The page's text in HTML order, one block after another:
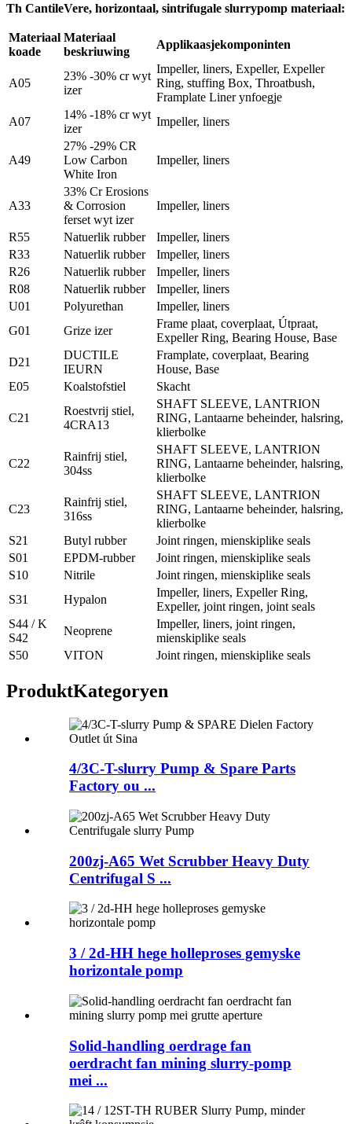
Th CantileVere, horizontaal, sintrifugale slurrypomp materiaal:
Materiaal
koade
Materiaal
beskriuwing
Applikaasjekomponinten
A05
23% -30% cr wyt
izer
Impeller, liners, Expeller, Expeller
Ring, stuffing Box, Throatbush,
Framplate Liner ynfoegje
A07
14% -18% cr wyt
izer
Impeller, liners
A49
27% -29% CR
Low Carbon
White Iron
Impeller, liners
A33
33% Cr Erosions
& Corrosion
ferset wyt izer
Impeller, liners
R55 Natuerlik rubber
Impeller, liners
R33
Natuerlik rubber
Impeller, liners
R26
Natuerlik rubber
Impeller, liners
R08
Natuerlik rubber
Impeller, liners
U01
Polyurethan
Impeller, liners
G01
Grize izer
Frame plaat, coverplaat, Útpraat,
Expeller Ring, Bearing House, Base
D21
DUCTILE
IEURN
Framplate, coverplaat, Bearing
House, Base
E05
Koalstofstiel Skacht
C21
Roestvrij stiel,
4CRA13
SHAFT SLEEVE, LANTRION
RING, Lantaarne beheinder, halsring,
klierbolke
C22
Rainfrij stiel,
304ss
SHAFT SLEEVE, LANTRION
RING, Lantaarne beheinder, halsring,
klierbolke
C23
Rainfrij stiel,
316ss
SHAFT SLEEVE, LANTRION
RING, Lantaarne beheinder, halsring,
klierbolke
S21
Butyl rubber
Joint ringen, mienskiplike seals
S01
EPDM-rubber
Joint ringen, mienskiplike seals
S10
Nitrile
Joint ringen, mienskiplike seals
S31
Hypalon
Impeller, liners, Expeller Ring,
Expeller, joint ringen, joint seals
S44 / K
S42
Neoprene
Impeller, liners, joint ringen,
mienskiplike seals
S50
VITON Joint ringen, mienskiplike seals
ProduktKategoryen
4/3C-T-slurry Pump & Spare Parts
Factory ou ...
200zj-A65 Wet Scrubber Heavy Duty
Centrifugal S ...
3 / 2d-HH hege holleproses gemyske
horizontale pomp
Solid-handling oerdrage fan
oerdracht fan mining slurry-pomp
mei ...